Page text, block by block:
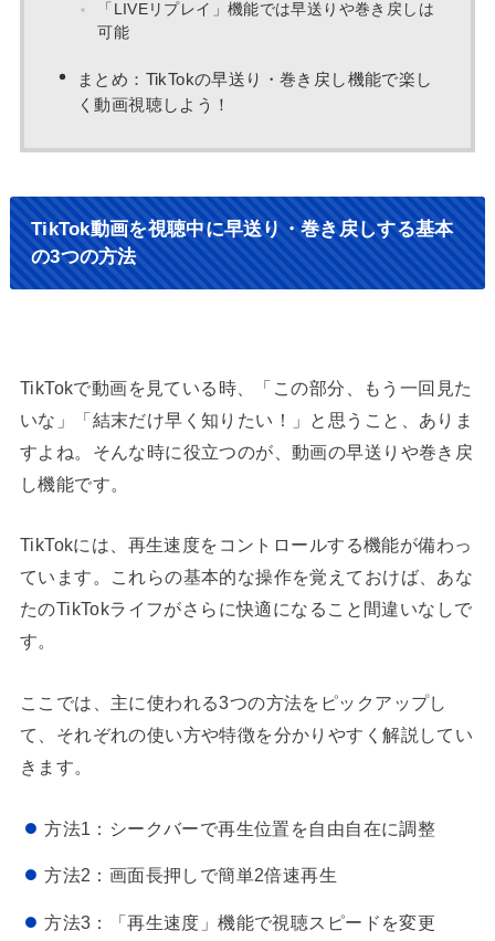
「LIVEリプレイ」機能では早送りや巻き戻しは
可能
まとめ：TikTokの早送り・巻き戻し機能で楽し
く動画視聴しよう！
TikTok動画を視聴中に早送り・巻き戻しする基本
の3つの方法
TikTokで動画を見ている時、「この部分、もう一回見た
いな」「結末だけ早く知りたい！」と思うこと、ありま
すよね。そんな時に役立つのが、動画の早送りや巻き戻
し機能です。
TikTokには、再生速度をコントロールする機能が備わっ
ています。これらの基本的な操作を覚えておけば、あな
たのTikTokライフがさらに快適になること間違いなしで
す。
ここでは、主に使われる3つの方法をピックアップし
て、それぞれの使い方や特徴を分かりやすく解説してい
きます。
方法1：シークバーで再生位置を自由自在に調整
方法2：画面長押しで簡単2倍速再生
方法3：「再生速度」機能で視聴スピードを変更